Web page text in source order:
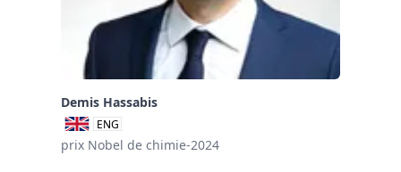
Demis Hassabis
ENG
prix Nobel de chimie-2024